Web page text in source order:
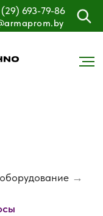
693-79-86
→